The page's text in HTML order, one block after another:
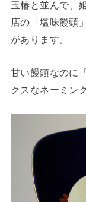
玉椿と並んで、
店の「塩味饅頭
があります。
甘い饅頭なのに
クスなネーミン